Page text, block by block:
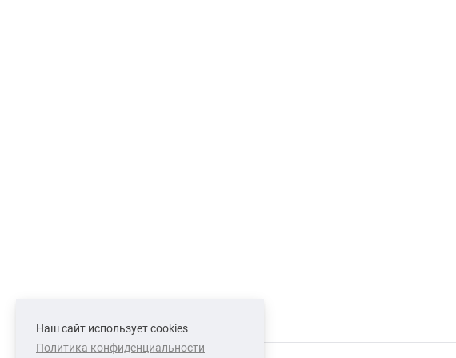
Наш сайт использует cookies
Политика конфиденциальности